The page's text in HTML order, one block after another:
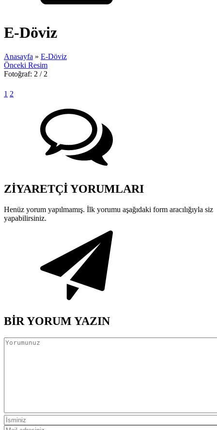
E-Döviz
Anasayfa » E-Döviz
Önceki Resim
Fotoğraf: 2 / 2
1 2
ZİYARETÇİ YORUMLARI
Henüz yorum yapılmamış. İlk yorumu aşağıdaki form aracılığıyla siz
yapabilirsiniz.
BİR YORUM YAZIN